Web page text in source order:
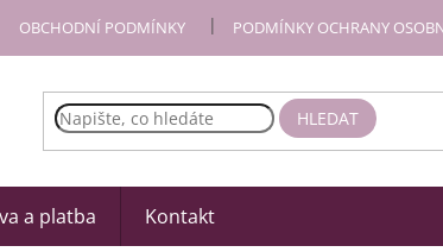
OBCHODNÍ PODMÍNKY PODMÍNKY OCHRANY
HLEDAT
a platba Kontakt